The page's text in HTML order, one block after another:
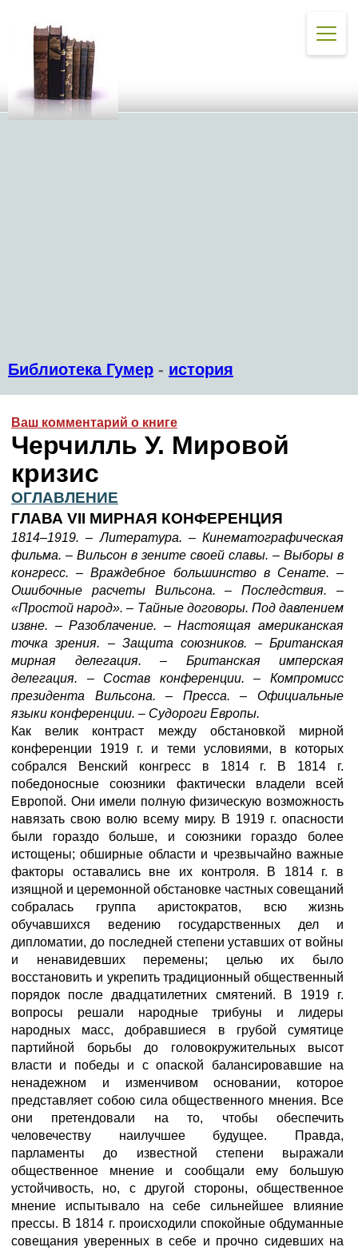
Библиотека Гумер - история
Ваш комментарий о книге
Черчилль У. Мировой
кризис
ОГЛАВЛЕНИЕ
ГЛАВА VII МИРНАЯ КОНФЕРЕНЦИЯ
1814–1919. – Литература. – Кинематографическая
фильма. – Вильсон в зените своей славы. – Выборы в
конгресс. – Враждебное большинство в Сенате. –
Ошибочные расчеты Вильсона. – Последствия. –
«Простой народ». – Тайные договоры. Под давлением
извне. – Разоблачение. – Настоящая американская
точка зрения. – Защита союзников. – Британская
мирная делегация. – Британская имперская
делегация. – Состав конференции. – Компромисс
президента Вильсона. – Пресса. – Официальные
языки конференции. – Судороги Европы.
Как велик контраст между обстановкой мирной
конференции 1919 г. и теми условиями, в которых
собрался Венский конгресс в 1814 г. В 1814 г.
победоносные союзники фактически владели всей
Европой. Они имели полную физическую возможность
навязать свою волю всему миру. В 1919 г. опасности
были гораздо больше, и союзники гораздо более
истощены; обширные области и чрезвычайно важные
факторы оставались вне их контроля. В 1814 г. в
изящной и церемонной обстановке частных совещаний
собралась группа аристократов, всю жизнь
обучавшихся ведению государственных дел и
дипломатии, до последней степени уставших от войны
и ненавидевших перемены; целью их было
восстановить и укрепить традиционный общественный
порядок после двадцатилетних смятений. В 1919 г.
вопросы решали народные трибуны и лидеры
народных масс, добравшиеся в грубой сумятице
партийной борьбы до головокружительных высот
власти и победы и с опаской балансировавшие на
ненадежном и изменчивом основании, которое
представляет собою сила общественного мнения. Все
они претендовали на то, чтобы обеспечить
человечеству наилучшее будущее. Правда,
парламенты до известной степени выражали
общественное мнение и сообщали ему большую
устойчивость, но, с другой стороны, общественное
мнение испытывало на себе сильнейшее влияние
прессы. В 1814 г. происходили спокойные обдуманные
совещания уверенных в себе и прочно сидевших на